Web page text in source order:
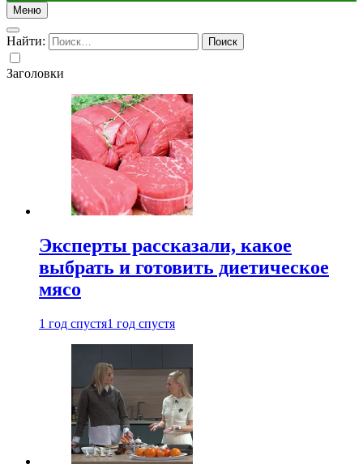
Меню
Найти:
Заголовки
Эксперты рассказали, какое
выбрать и готовить диетическое
мясо
1 год спустя1 год спустя